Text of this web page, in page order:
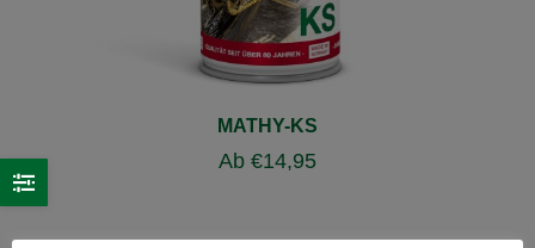
MATHY-KS
Ab €14,95